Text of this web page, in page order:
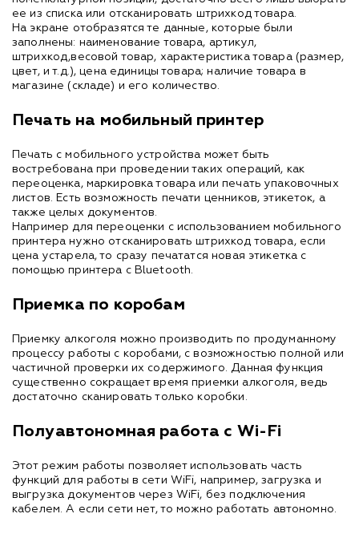
ее из списка или отсканировать штрихкод товара.
На экране отобразятся те данные, которые были
заполнены: наименование товара, артикул,
штрихкод,весовой товар, характеристика товара (размер,
цвет, и т.д.), цена единицы товара; наличие товара в
магазине (складе) и его количество.
Печать на мобильный принтер
Печать с мобильного устройства может быть
востребована при проведении таких операций, как
переоценка, маркировка товара или печать упаковочных
листов. Есть возможность печати ценников, этикеток, а
также целых документов.
Например для переоценки с использованием мобильного
принтера нужно отсканировать штрихкод товара, если
цена устарела, то сразу печататся новая этикетка с
помощью принтера с Bluetooth.
Приемка по коробам
Приемку алкоголя можно производить по продуманному
процессу работы с коробами, с возможностью полной или
частичной проверки их содержимого. Данная функция
существенно сокращает время приемки алкоголя, ведь
достаточно сканировать только коробки.
Полуавтономная работа с Wi-Fi
Этот режим работы позволяет использовать часть
функций для работы в сети WiFi, например, загрузка и
выгрузка документов через WiFi, без подключения
кабелем. А если сети нет, то можно работать автономно.